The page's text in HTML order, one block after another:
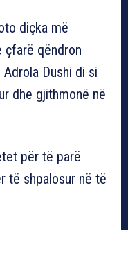
diçka më
çfarë qëndron
Dushi di si
dhe gjithmonë në
për të parë
të shpalosur në të